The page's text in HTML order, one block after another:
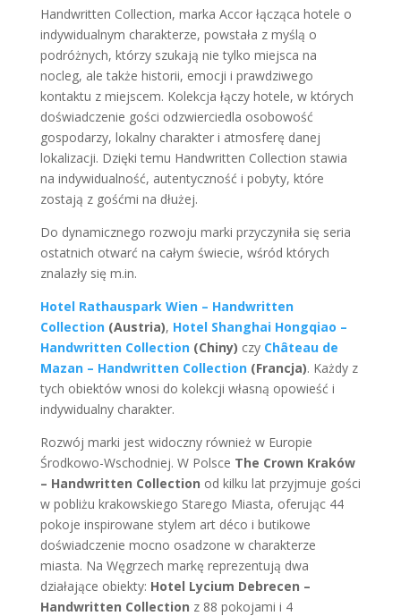
Handwritten Collection, marka Accor łącząca hotele o
indywidualnym charakterze, powstała z myślą o
podróżnych, którzy szukają nie tylko miejsca na
nocleg, ale także historii, emocji i prawdziwego
kontaktu z miejscem. Kolekcja łączy hotele, w których
doświadczenie gości odzwierciedla osobowość
gospodarzy, lokalny charakter i atmosferę danej
lokalizacji. Dzięki temu Handwritten Collection stawia
na indywidualność, autentyczność i pobyty, które
zostają z gośćmi na dłużej.
Do dynamicznego rozwoju marki przyczyniła się seria
ostatnich otwarć na całym świecie, wśród których
znalazły się m.in.
Hotel Rathauspark Wien – Handwritten
Collection(Austria), Hotel Shanghai Hongqiao –
Handwritten Collection(Chiny) czy Château de
Mazan – Handwritten Collection(Francja). Każdy z
tych obiektów wnosi do kolekcji własną opowieść i
indywidualny charakter.
Rozwój marki jest widoczny również w Europie
Środkowo-Wschodniej. W Polsce The Crown Kraków
– Handwritten Collection od kilku lat przyjmuje gości
w pobliżu krakowskiego Starego Miasta, oferując 44
pokoje inspirowane stylem art déco i butikowe
doświadczenie mocno osadzone w charakterze
miasta. Na Węgrzech markę reprezentują dwa
działające obiekty: Hotel Lycium Debrecen –
Handwritten Collection z 88 pokojami i 4